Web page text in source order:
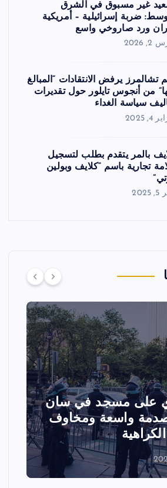
غير مسبوق في الشرق
ضربة إسرائيلية – أمريكية
ورد صاروخي واسع
2026
تشالمرز يرفض الانتقادات “المبالغ
من أنجوس تايلور حول تقديرات
سياسة الغداء
2025
بالمر يتقدم بطلب لتسجيل
تجارية باسم “كلايف وبولين
على مسجد في سان
صدمة واسعة ومخاوف